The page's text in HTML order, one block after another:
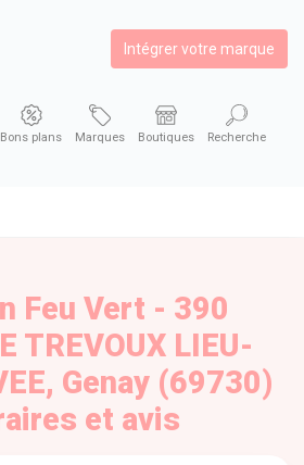
Intégrer votre marque
Bons plans Marques Boutiques Recherche
Feu Vert - 390
TREVOUX LIEU-
Genay (69730)
et avis